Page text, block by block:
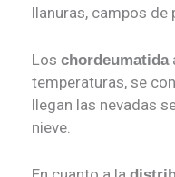
llanuras, campos de
Los chordeumatida
temperaturas, se
llegan las nevadas
nieve.